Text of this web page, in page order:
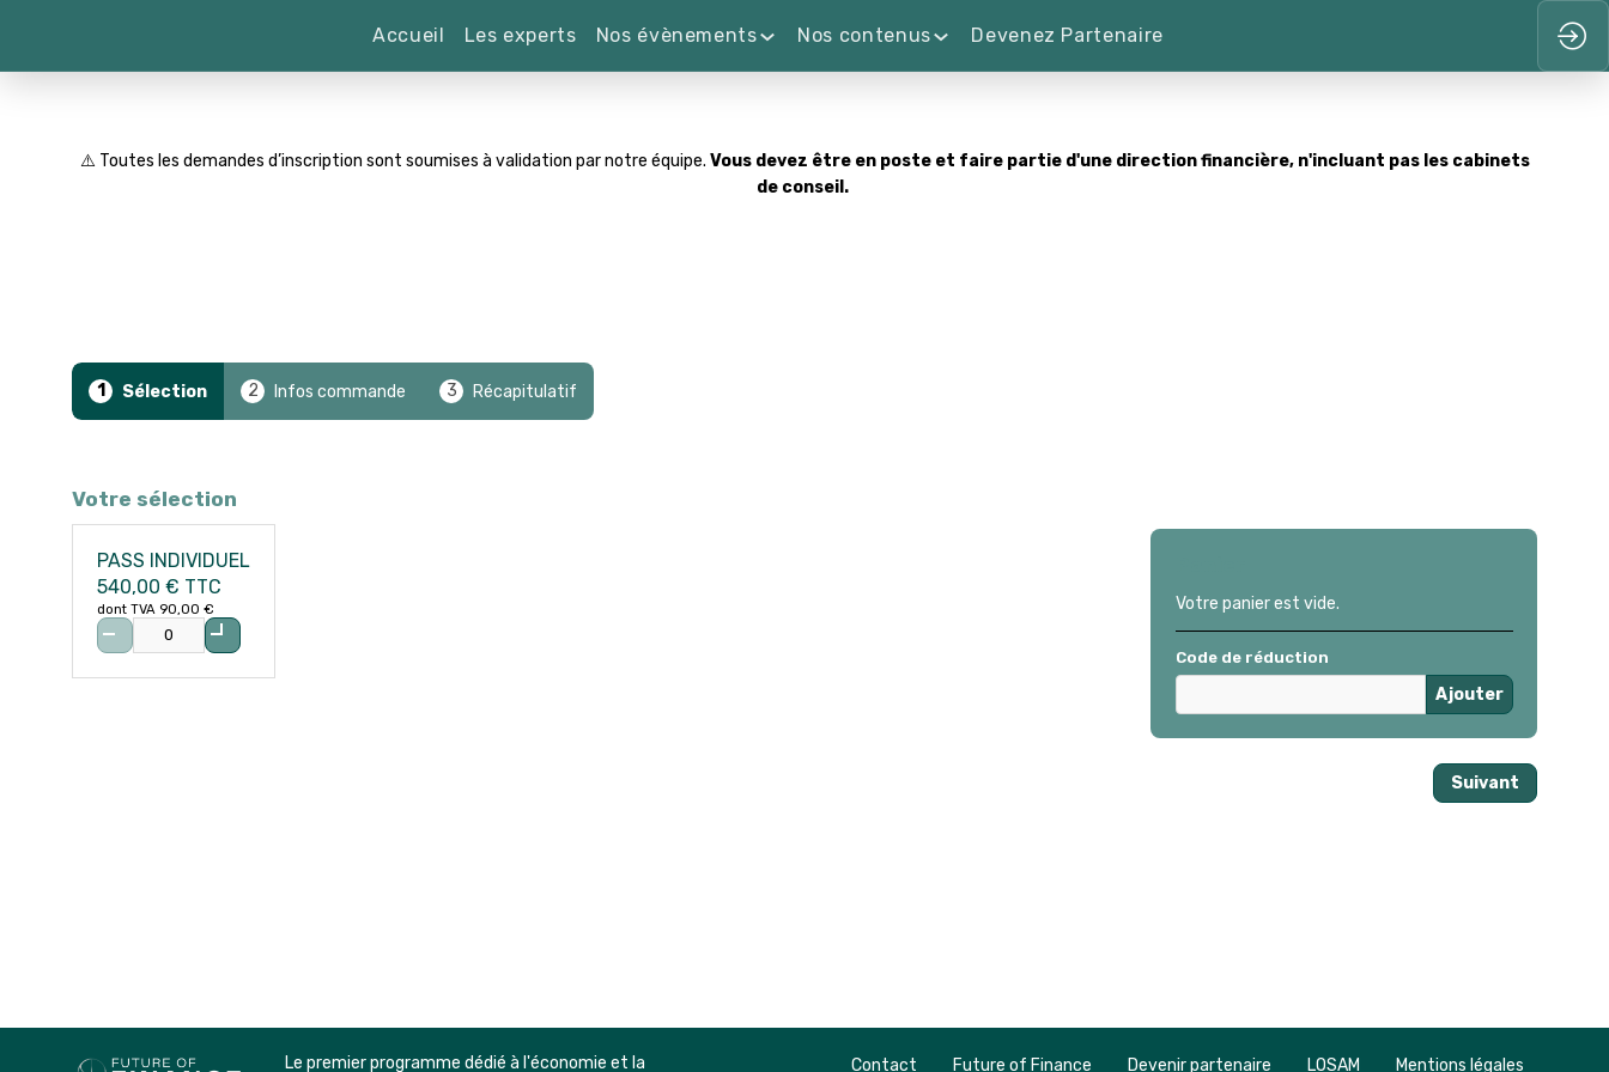
Accueil Les experts Nos évènements Nos contenus Devenez Partenaire
⚠️ Toutes les demandes d’inscription sont soumises à validation par notre équipe. Vous devez être en poste et faire partie d'une direction financière, n'incluant pas les cabinets
de conseil.
1 Sélection 2 Infos commande 3 Récapitulatif
Votre sélection
PASS INDIVIDUEL
540,00 € TTC
dont TVA 90,00 € Votre panier est vide.
Code de réduction
Ajouter
Suivant
Le premier programme dédié à l'économie et la Contact Future of Finance Devenir partenaire LOSAM Mentions légales